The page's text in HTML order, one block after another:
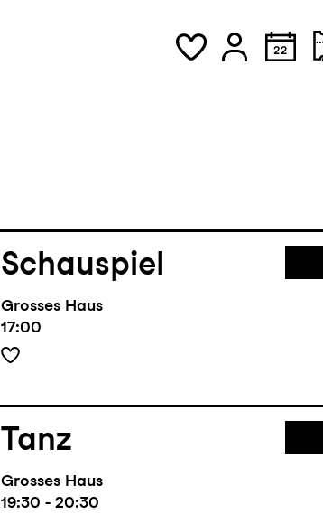
Schauspiel
Grosses Haus
17:00
Tanz
Grosses Haus
19:30 - 20:30